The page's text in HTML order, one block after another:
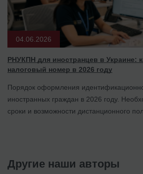
04.06.2026
РНУКПН для иностранцев в Украине:
налоговый номер в 2026 году
Порядок оформления
иностранных граждан в 2026 году.
сроки и возможности дистанционного
Другие наши авторы